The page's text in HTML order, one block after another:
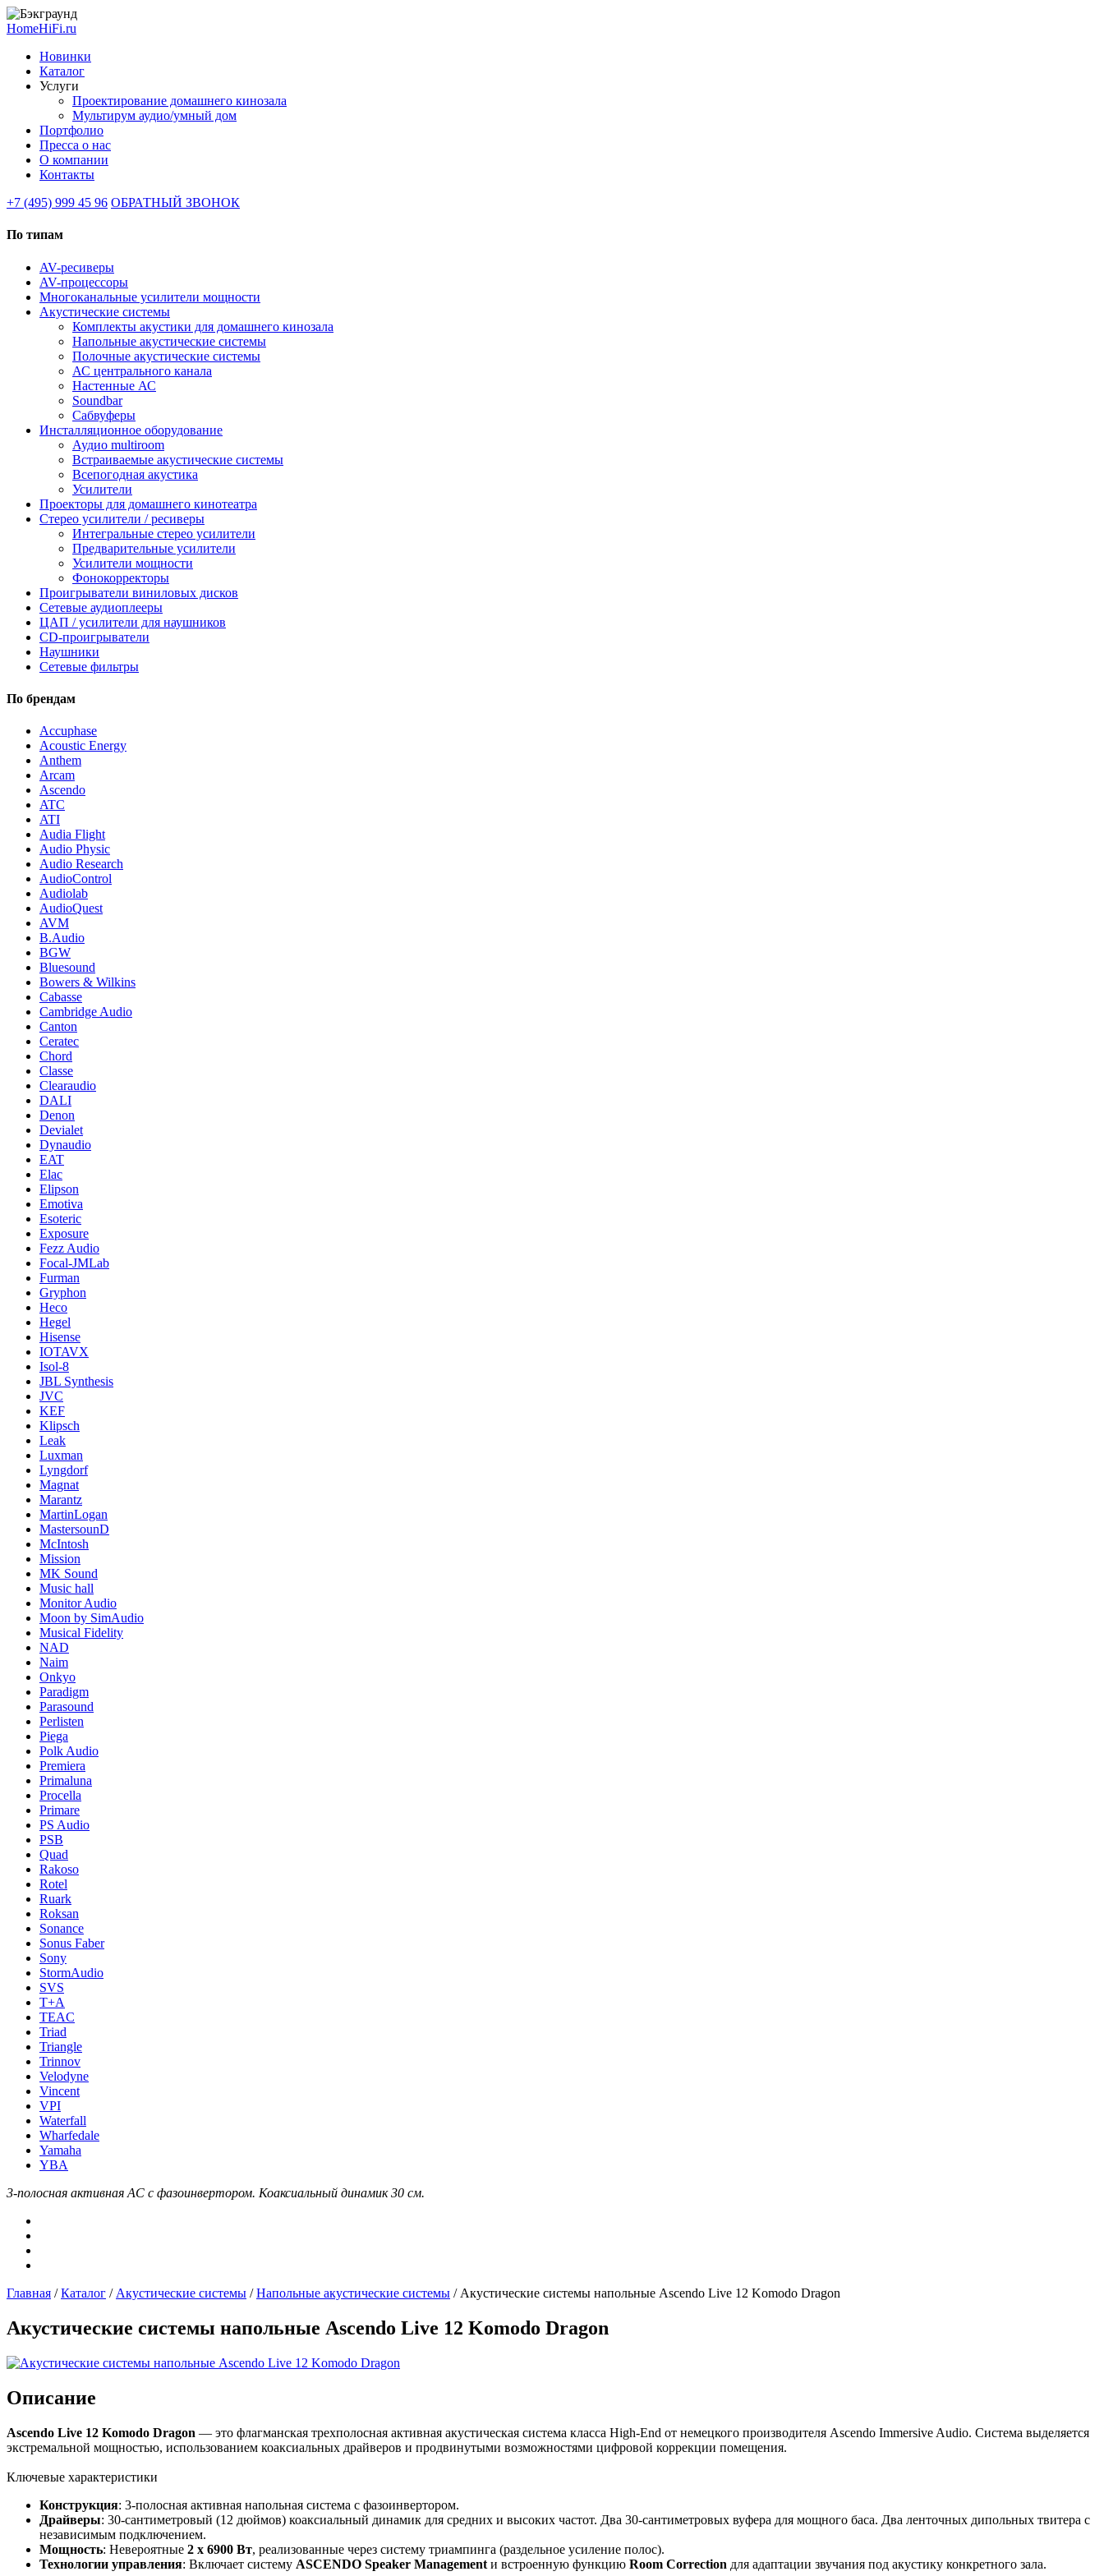
HomeHiFi.ru
Новинки
Каталог
Услуги
Проектирование домашнего кинозала
Мультирум аудио/умный дом
Портфолио
Пресса о нас
О компании
Контакты
+7 (495) 999 45 96 ОБРАТНЫЙ ЗВОНОК
По типам
AV-ресиверы
AV-процессоры
Многоканальные усилители мощности
Акустические системы
Комплекты акустики для домашнего кинозала
Напольные акустические системы
Полочные акустические системы
АС центрального канала
Настенные АС
Soundbar
Сабвуферы
Инсталляционное оборудование
Аудио multiroom
Встраиваемые акустические системы
Всепогодная акустика
Усилители
Проекторы для домашнего кинотеатра
Стерео усилители / ресиверы
Интегральные стерео усилители
Предварительные усилители
Усилители мощности
Фонокорректоры
Проигрыватели виниловых дисков
Сетевые аудиоплееры
ЦАП / усилители для наушников
CD-проигрыватели
Наушники
Сетевые фильтры
По брендам
Accuphase
Acoustic Energy
Anthem
Arcam
Ascendo
ATC
ATI
Audia Flight
Audio Physic
Audio Research
AudioControl
Audiolab
AudioQuest
AVM
B.Audio
BGW
Bluesound
Bowers & Wilkins
Cabasse
Cambridge Audio
Canton
Ceratec
Chord
Classe
Clearaudio
DALI
Denon
Devialet
Dynaudio
EAT
Elac
Elipson
Emotiva
Esoteric
Exposure
Fezz Audio
Focal-JMLab
Furman
Gryphon
Heco
Hegel
Hisense
IOTAVX
Isol-8
JBL Synthesis
JVC
KEF
Klipsch
Leak
Luxman
Lyngdorf
Magnat
Marantz
MartinLogan
MastersounD
McIntosh
Mission
MK Sound
Music hall
Monitor Audio
Moon by SimAudio
Musical Fidelity
NAD
Naim
Onkyo
Paradigm
Parasound
Perlisten
Piega
Polk Audio
Premiera
Primaluna
Procella
Primare
PS Audio
PSB
Quad
Rakoso
Rotel
Ruark
Roksan
Sonance
Sonus Faber
Sony
StormAudio
SVS
T+A
TEAC
Triad
Triangle
Trinnov
Velodyne
Vincent
VPI
Waterfall
Wharfedale
Yamaha
YBA
3-полосная активная АС с фазоинвертором. Коаксиальный динамик 30 см.
Главная /Каталог / Акустические системы /Напольные акустические системы / Акустические системы напольные Ascendo Live 12 Komodo Dragon
Акустические системы напольные Ascendo Live 12 Komodo Dragon
Описание
Ascendo Live 12 Komodo Dragon — это флагманская трехполосная активная акустическая система класса High-End от немецкого производителя Ascendo Immersive Audio. Система выделяется
экстремальной мощностью, использованием коаксиальных драйверов и продвинутыми возможностями цифровой коррекции помещения.
Ключевые характеристики
Конструкция: 3-полосная активная напольная система с фазоинвертором.
Драйверы: 30-сантиметровый (12 дюймов) коаксиальный динамик для средних и высоких частот. Два 30-сантиметровых вуфера для мощного баса. Два ленточных дипольных твитера с
независимым подключением.
Мощность: Невероятные 2 x 6900 Вт, реализованные через систему триампинга (раздельное усиление полос).
Технологии управления: Включает систему ASCENDO Speaker Management и встроенную функцию Room Correction для адаптации звучания под акустику конкретного зала.